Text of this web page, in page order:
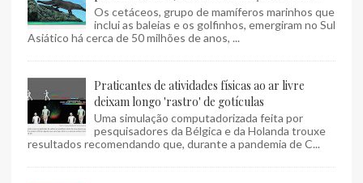
Os cetáceos, grupo de mamíferos marinhos que
inclui as baleias e os golfinhos, emergiram no Sul
Asiático há cerca de 50 milhões de anos, ...
Praticantes de atividades físicas ao ar livre
deixam longo 'rastro' de gotículas
Uma simulação computadorizada feita por
pesquisadores da Bélgica e da Holanda trouxe
resultados recomendando que, durante a pandemia de C...